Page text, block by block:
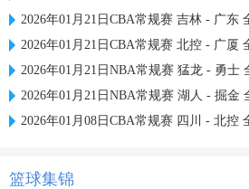
2026年01月21日CBA常规赛 吉林 - 广东
2026年01月21日CBA常规赛 北控 - 广厦
2026年01月21日NBA常规赛 猛龙 - 勇士
2026年01月21日NBA常规赛 湖人 - 掘金
2026年01月08日CBA常规赛 四川 - 北控
篮球集锦